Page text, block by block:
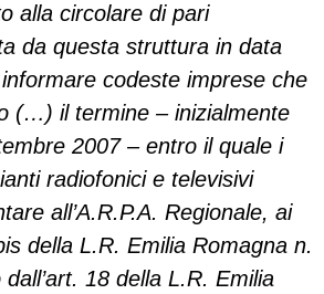
alla circolare di pari
da questa struttura in data
codeste imprese che
(…) il termine – inizialmente
2007 – entro il quale i
radiofonici e televisivi
all’A.R.P.A. Regionale, ai
della L.R. Emilia Romagna n.
18 della L.R. Emilia